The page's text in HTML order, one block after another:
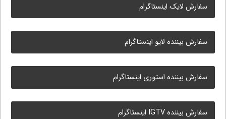
سفارش لایک اینستاگرام
سفارش بیننده لایو اینستاگرام
سفارش بیننده استوری اینستاگرام
سفارش بیننده IGTV اینستاگرام